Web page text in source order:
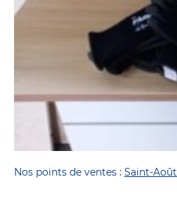
Nos points de ventes : Saint-Août